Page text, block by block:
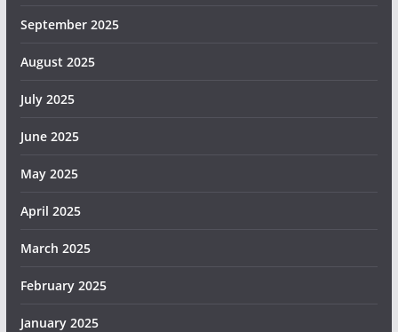
September 2025
August 2025
July 2025
June 2025
May 2025
April 2025
March 2025
February 2025
January 2025